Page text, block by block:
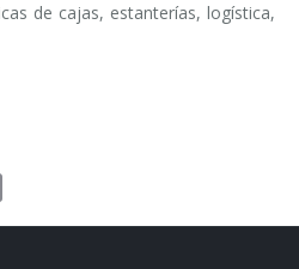
de cajas, estanterías, logística,